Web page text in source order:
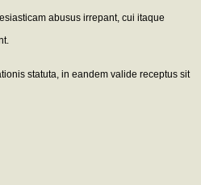
abusus irrepant, cui itaque
statuta, in eandem valide receptus sit